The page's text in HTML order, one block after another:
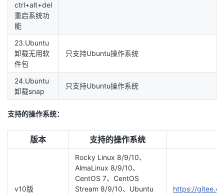
ctrl+alt+del
重启系统功
能
23.Ubuntu
卸载无用软
件包
只支持Ubuntu操作系统
24.Ubuntu
卸载snap
只支持Ubuntu操作系统
支持的操作系统：
版本 支持的操作系统
v10版
Rocky Linux 8/9/10、
AlmaLinux 8/9/10、
CentOS 7、CentOS
Stream 8/9/10、Ubuntu
https://